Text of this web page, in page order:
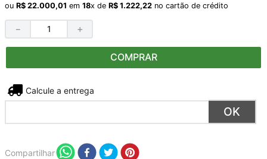
ou R$ 22.000,01 em 18x de R$ 1.222,22 no cartão de crédito
＋
－
COMPRAR
Não sei meu CEP
Compartilhar